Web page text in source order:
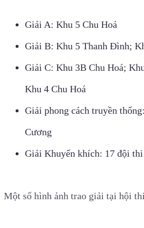
Giải A: Khu 5 Chu Hoá
Giải B: Khu 5 Thanh Đình;
Giải C: Khu 3B Chu Hoá;
Khu 4 Chu Hoá
Giải phong cách truyền thống:
Cương
Giải Khuyến khích: 17 đội
Một số hình ảnh trao giải tại hội